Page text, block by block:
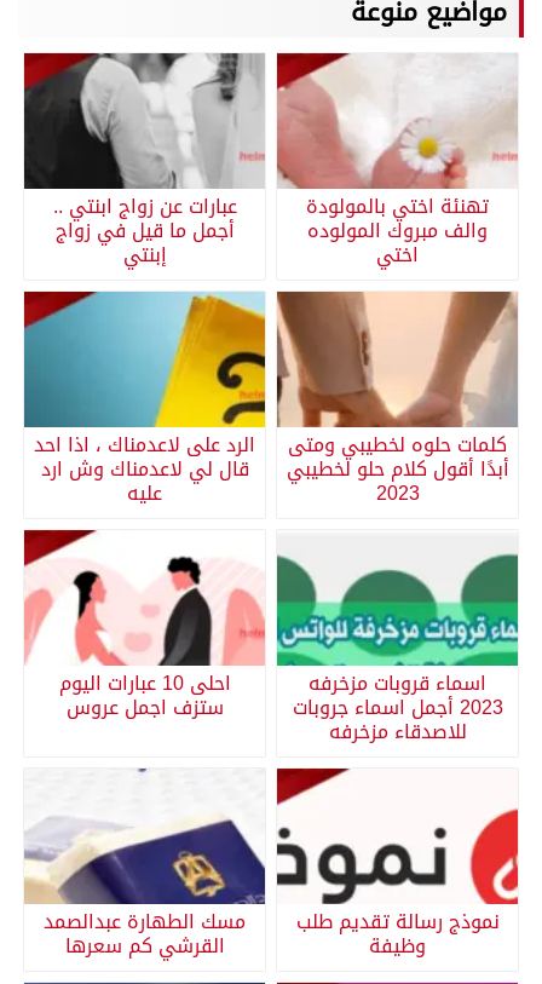
مواضيع منوعة
تهنئة اختي بالمولودة
والف مبروك المولوده
اختي
عبارات عن زواج ابنتي ..
أجمل ما قيل في زواج
إبنتي
كلمات حلوه لخطيبي ومتى
أبدًا أقول كلام حلو لخطيبي
2023
الرد على لاعدمناك ، اذا احد
قال لي لاعدمناك وش ارد
عليه
اسماء قروبات مزخرفه
2023 أجمل اسماء جروبات
للاصدقاء مزخرفه
احلى 10 عبارات اليوم
ستزف اجمل عروس
نموذج رسالة تقديم طلب
وظيفة
مسك الطهارة عبدالصمد
القرشي كم سعرها